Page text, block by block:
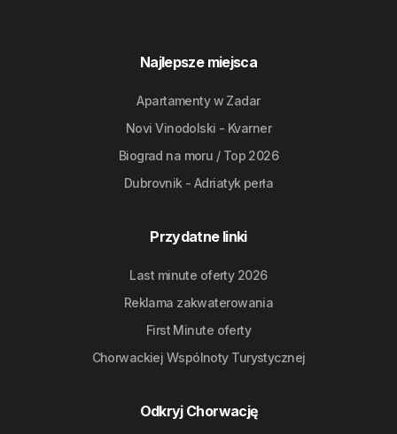
Najlepsze miejsca
Apartamenty w Zadar
Novi Vinodolski - Kvarner
Biograd na moru / Top 2026
Dubrovnik - Adriatyk perła
Przydatne linki
Last minute oferty 2026
Reklama zakwaterowania
First Minute oferty
Chorwackiej Wspólnoty Turystycznej
Odkryj Chorwację